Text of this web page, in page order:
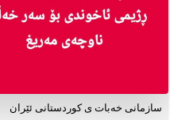
سازمانی خەبات ی کوردستانی ئێران